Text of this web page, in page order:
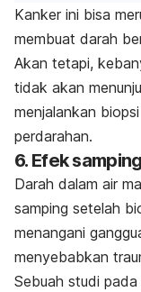
Kanker ini bisa
membuat darah
Akan tetapi,
tidak akan
menjalankan
perdarahan.
6. Efek
Darah dalam air
samping setelah
menangani
menyebabkan
Sebuah studi pada